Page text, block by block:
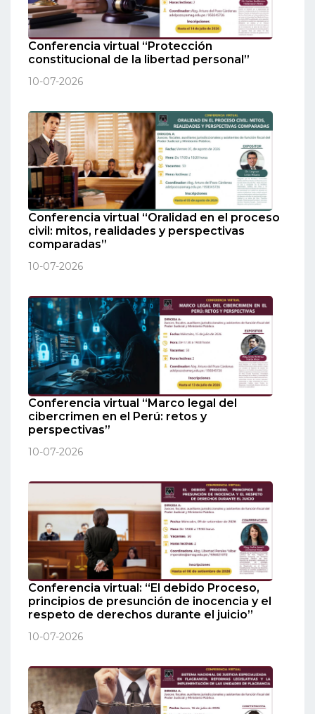
Conferencia virtual “Protección
constitucional de la libertad personal”
10-07-2026
Conferencia virtual “Oralidad en el proceso
civil: mitos, realidades y perspectivas
comparadas”
10-07-2026
Conferencia virtual “Marco legal del
cibercrimen en el Perú: retos y
perspectivas”
10-07-2026
Conferencia virtual: “El debido Proceso,
principios de presunción de inocencia y el
respeto de derechos durante el juicio”
10-07-2026